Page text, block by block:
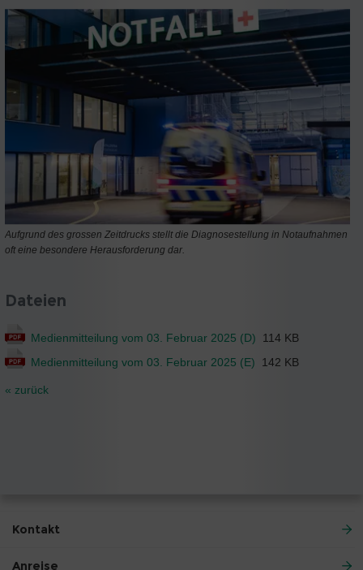
Aufgrund des grossen Zeitdrucks stellt die Diagnosestellung in Notaufnahmen
oft eine besondere Herausforderung dar.
Dateien
Medienmitteilung vom 03. Februar 2025 (D)
114 KB
Medienmitteilung vom 03. Februar 2025 (E)
142 KB
« zurück
Kontakt
Anreise